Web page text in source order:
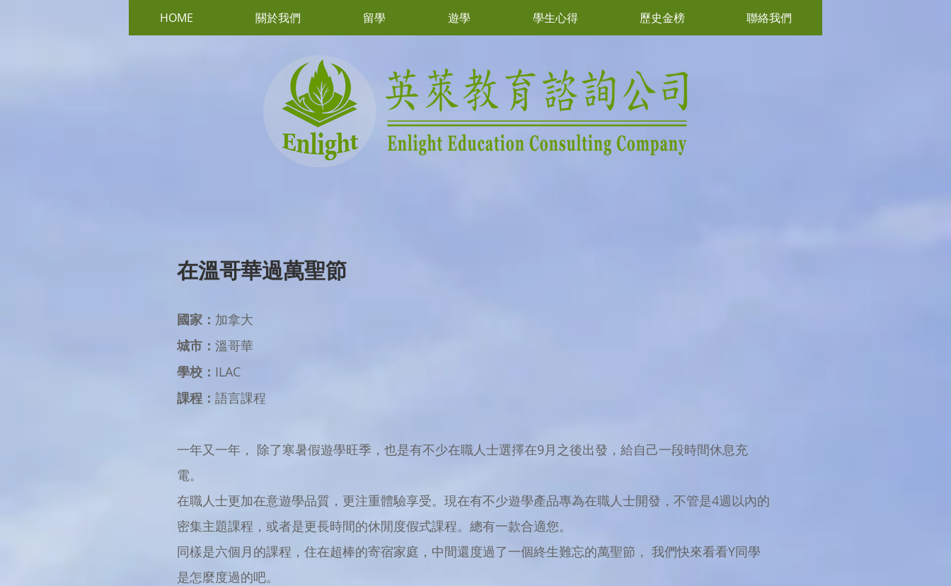
HOME 關於我們 留學 遊學 學生心得 歷史金榜 聯絡我們
在溫哥華過萬聖節
國家： 加拿大
城市： 溫哥華
學校： ILAC
課程： 語言課程
一年又一年， 除了寒暑假遊學旺季，也是有不少在職人士選擇在9月之後出發，給自己一段時間休息充
電。
在職人士更加在意遊學品質，更注重體驗享受。現在有不少遊學產品專為在職人士開發，不管是4週以內的
密集主題課程，或者是更長時間的休閒度假式課程。總有一款合適您。
同樣是六個月的課程，住在超棒的寄宿家庭，中間還度過了一個終生難忘的萬聖節， 我們快來看看Y同學
是怎麼度過的吧。